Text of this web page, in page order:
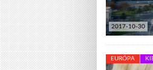
2017-10-30
EURÓPA